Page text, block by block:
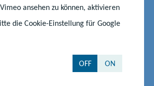
ansehen zu können, aktivieren
die Cookie-Einstellung für Google
OFF ON
anderem die Lehrerwerbe-, die Kita-
sowie die Schülerfirma „Die Früslis“ aus
16 Uhr jeweils stündlich und werden vom
Bildungsministerin Simone
Tom Scheidung werden zur